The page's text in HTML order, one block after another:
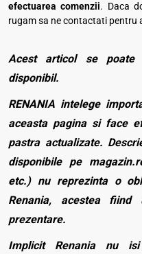
efectuarea comenzii. Daca
rugam sa ne contactati pentru
Acest articol se poate
disponibil.
RENANIA intelege
aceasta pagina si face
pastra actualizate.
disponibile pe
etc.) nu reprezinta o
Renania, acestea
prezentare.
Implicit Renania nu